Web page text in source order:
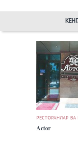
РЕСТОРАНЛАР ВА
Actor